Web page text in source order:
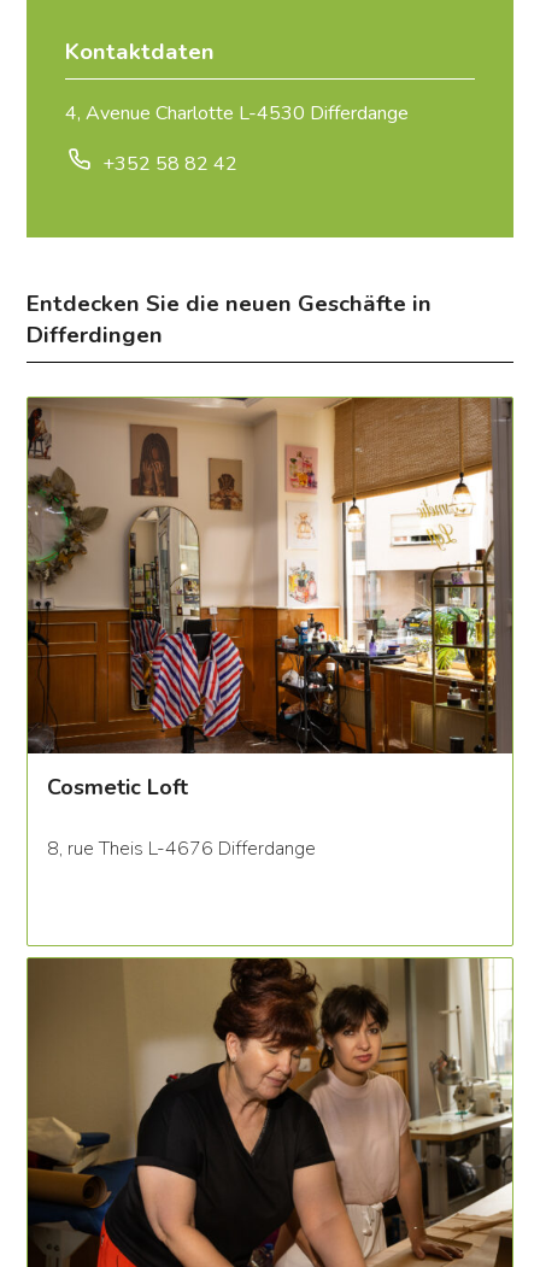
Kontaktdaten
4, Avenue Charlotte L-4530 Differdange
+352 58 82 42
Entdecken Sie die neuen Geschäfte in
Differdingen
Cosmetic Loft
8, rue Theis L-4676 Differdange